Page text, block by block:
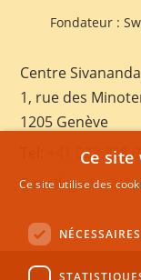
Fondateur :
Centre
1, rue des
1205 Genève
+41 022 328
E-mail:
Ce
Ce site utilise des
NÉCESSAIRES